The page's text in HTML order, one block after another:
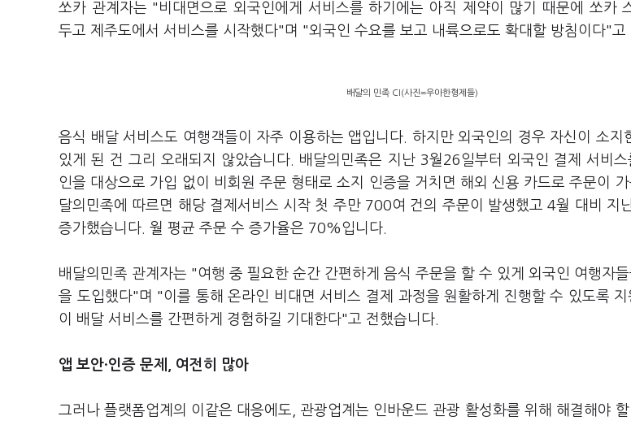
쏘카 관계자는 "비대면으로 외국인에게 서비스를 하기에는 아직 제약이 많기 때문에 쏘카
두고 제주도에서 서비스를 시작했다"며 "외국인 수요를 보고 내륙으로도 확대할 방침이다"고
배달의 민족 CI(사진=우아한형제들)
음식 배달 서비스도 여행객들이 자주 이용하는 앱입니다. 하지만 외국인의 경우 자신이 소지
있게 된 건 그리 오래되지 않았습니다. 배달의민족은 지난 3월26일부터 외국인 결제 서비
인을 대상으로 가입 없이 비회원 주문 형태로 소지 인증을 거치면 해외 신용 카드로 주문이
달의민족에 따르면 해당 결제서비스 시작 첫 주만 700여 건의 주문이 발생했고 4월 대비 지
증가했습니다. 월 평균 주문 수 증가율은 70%입니다.
배달의민족 관계자는 "여행 중 필요한 순간 간편하게 음식 주문을 할 수 있게 외국인 여행자
을 도입했다"며 "이를 통해 온라인 비대면 서비스 결제 과정을 원활하게 진행할 수 있도록
이 배달 서비스를 간편하게 경험하길 기대한다"고 전했습니다.
앱 보안·인증 문제, 여전히 많아
그러나 플랫폼업계의 이같은 대응에도, 관광업계는 인바운드 관광 활성화를 위해 해결해야